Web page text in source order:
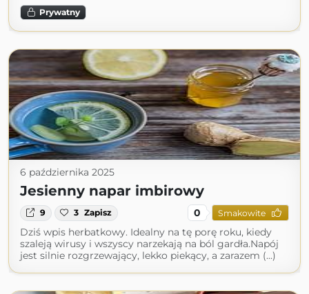
Prywatny
6 października 2025
Jesienny napar imbirowy
9 3 Zapisz 0 Smakowite
Dziś wpis herbatkowy. Idealny na tę porę roku, kiedy
szaleją wirusy i wszyscy narzekają na ból gardła.Napój
jest silnie rozgrzewający, lekko piekący, a zarazem (...)